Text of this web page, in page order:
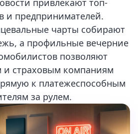
привлекают топ-
и предпринимателей.
чарты собирают
а профильные вечерние
позволяют
и страховым компаниям
к платежеспособным
за рулем.